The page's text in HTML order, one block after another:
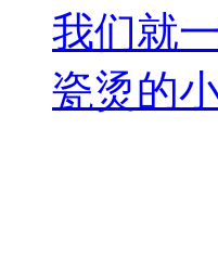
我们就
瓷烫的